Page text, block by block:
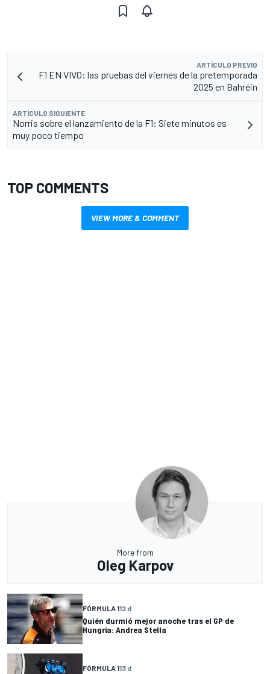
ARTÍCULO PREVIO
F1 EN VIVO: las pruebas del viernes de la pretemporada
2025 en Bahréin
ARTÍCULO SIGUIENTE
Norris sobre el lanzamiento de la F1: Siete minutos es
muy poco tiempo
TOP COMMENTS
VIEW MORE & COMMENT
More from
Oleg Karpov
FÓRMULA 112 d
Quién durmió mejor anoche tras el GP de
Hungría: Andrea Stella
FÓRMULA 113 d